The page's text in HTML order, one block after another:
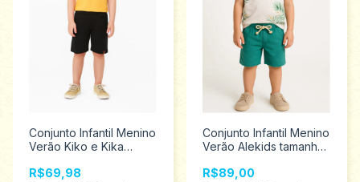
Conjunto Infantil Menino
Verão Kiko e Kika
R$69,98
Conjunto Infantil Menino
Verão Alekids tamanho
R$89,00